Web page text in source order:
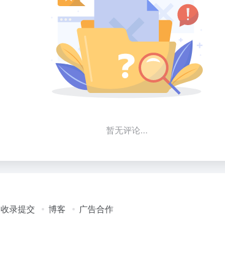
暂无评论...
收录提交 博客 广告合作